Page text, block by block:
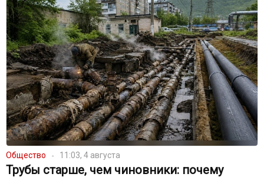
Общество 11:03, 4 августа
Трубы старше, чем чиновники: почему